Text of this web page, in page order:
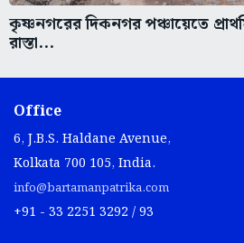
কৃষ্ণনগরের দিকনগর পঞ্চায়েতে
রাস্তা...
Office
6, J.B.S. Haldane Avenue,
Kolkata 700 105, India.
info@bartamanpatrika.com
+91 - 33 2251 3292 / 93